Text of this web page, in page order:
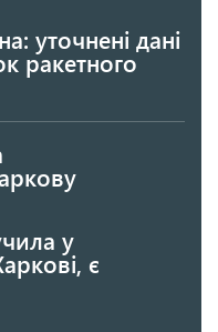
уточнені дані
ракетного
у
є